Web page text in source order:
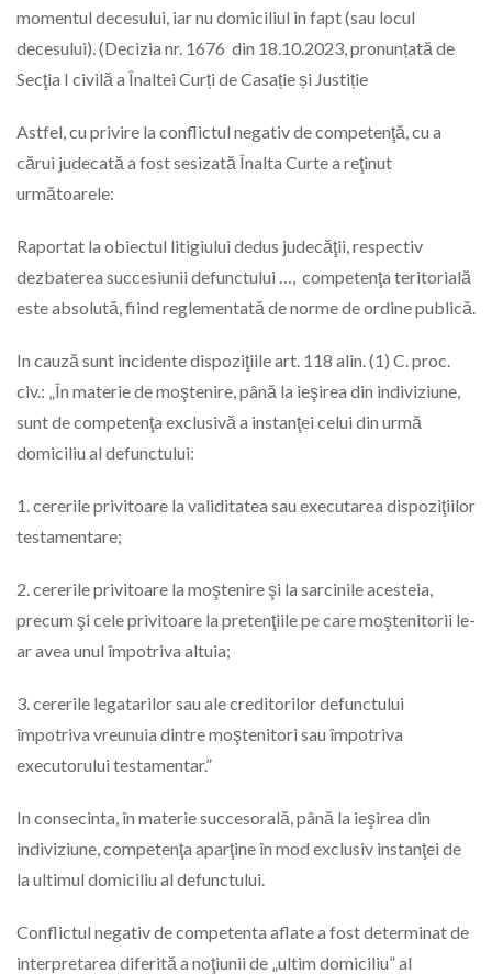
momentul decesului, iar nu domiciliul in fapt (sau locul
decesului). (Decizia nr. 1676 din 18.10.2023, pronunțată de
Secţia I civilă a Înaltei Curți de Casație și Justiție
Astfel, cu privire la conflictul negativ de competenţă, cu a
cărui judecată a fost sesizată Înalta Curte a reţinut
următoarele:
Raportat la obiectul litigiului dedus judecăţii, respectiv
dezbaterea succesiunii defunctului …, competenţa teritorială
este absolută, fiind reglementată de norme de ordine publică.
In cauză sunt incidente dispoziţiile art. 118 alin. (1) C. proc.
civ.: „În materie de moştenire, până la ieşirea din indiviziune,
sunt de competenţa exclusivă a instanţei celui din urmă
domiciliu al defunctului:
1. cererile privitoare la validitatea sau executarea dispoziţiilor
testamentare;
2. cererile privitoare la moştenire şi la sarcinile acesteia,
precum şi cele privitoare la pretenţiile pe care moştenitorii le-
ar avea unul împotriva altuia;
3. cererile legatarilor sau ale creditorilor defunctului
împotriva vreunuia dintre moştenitori sau împotriva
executorului testamentar.”
In consecinta, în materie succesorală, până la ieşirea din
indiviziune, competenţa aparţine în mod exclusiv instanţei de
la ultimul domiciliu al defunctului.
Conflictul negativ de competenta aflate a fost determinat de
interpretarea diferită a noţiunii de „ultim domiciliu” al